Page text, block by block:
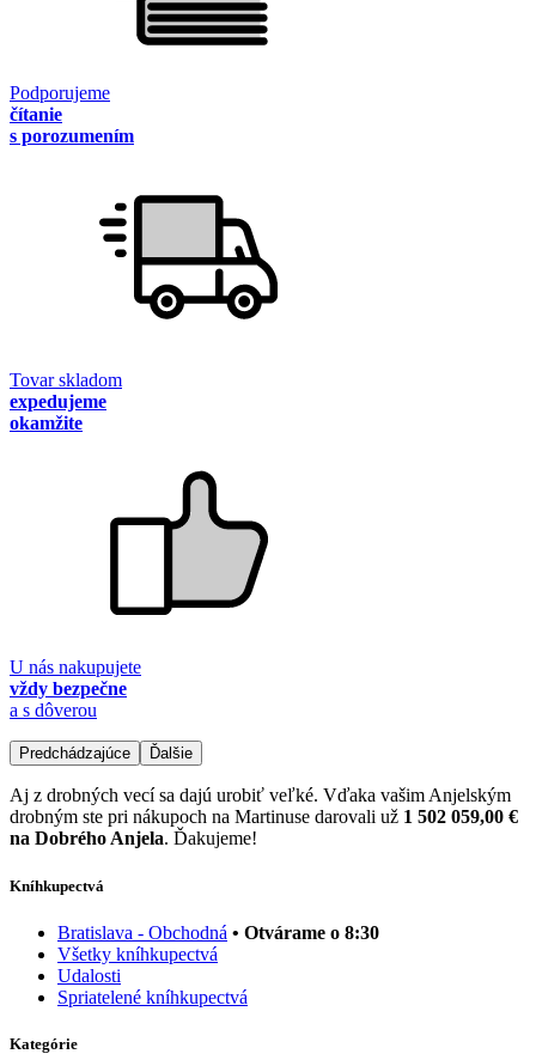
Podporujeme
čítanie
s porozumením
Tovar skladom
expedujeme
okamžite
U nás nakupujete
vždy bezpečne
a s dôverou
Predchádzajúce Ďalšie
Aj z drobných vecí sa dajú urobiť veľké. Vďaka vašim Anjelským
drobným ste pri nákupoch na Martinuse darovali už 1 502 059,00 €
na Dobrého Anjela. Ďakujeme!
Kníhkupectvá
Bratislava - Obchodná • Otvárame o 8:30
Všetky kníhkupectvá
Udalosti
Spriatelené kníhkupectvá
Kategórie